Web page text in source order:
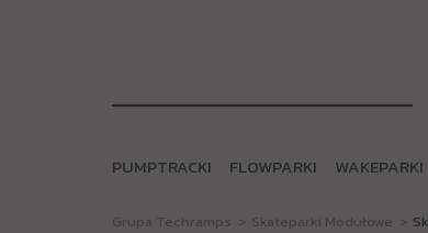
PUMPTRACKI FLOWPARKI WAKEPARKI
Grupa Techramps Skateparki Modułowe